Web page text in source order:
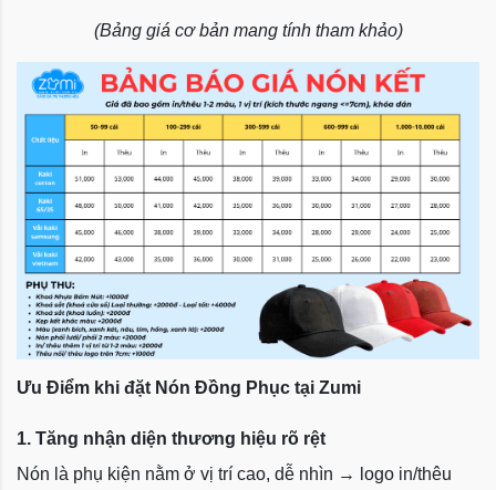
(Bảng giá cơ bản mang tính tham khảo)
Ưu Điểm khi đặt Nón Đồng Phục tại Zumi
1. Tăng nhận diện thương hiệu rõ rệt
Nón là phụ kiện nằm ở vị trí cao, dễ nhìn → logo in/thêu